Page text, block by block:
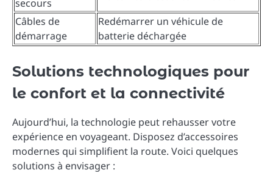
secours
Câbles de
démarrage
Redémarrer un véhicule de
batterie déchargée
Solutions technologiques pour
le confort et la connectivité
Aujourd’hui, la technologie peut rehausser votre
expérience en voyageant. Disposez d’accessoires
modernes qui simplifient la route. Voici quelques
solutions à envisager :